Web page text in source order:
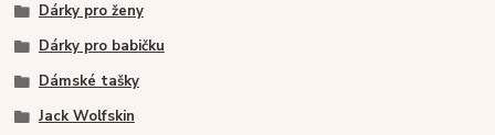
Dárky pro ženy
Dárky pro babičku
Dámské tašky
Jack Wolfskin